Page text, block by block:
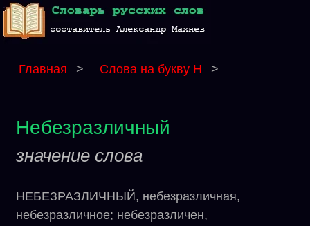
Главная > Слова на букву Н >
Небезразличный
значение слова
НЕБЕЗРАЗЛИЧНЫЙ, небезразличная,
небезразличное; небезразличен,